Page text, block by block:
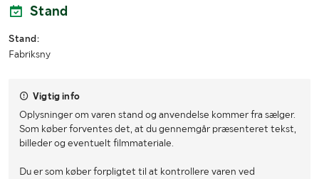
Stand
Stand:
Fabriksny
Vigtig info
Oplysninger om varen stand og anvendelse kommer fra sælger.
Som køber forventes det, at du gennemgår præsenteret tekst,
billeder og eventuelt filmmateriale.
Du er som køber forpligtet til at kontrollere varen ved